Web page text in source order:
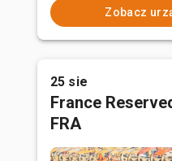
Zobacz
25 sie
France
FRA